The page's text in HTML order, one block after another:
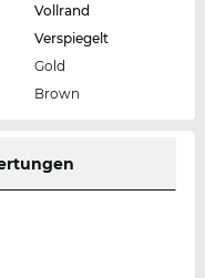
Vollrand
Verspiegelt
Gold
Brown